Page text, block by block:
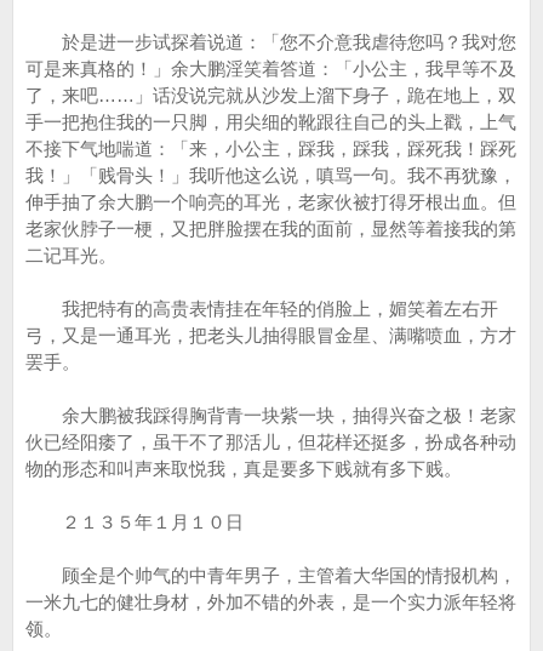
於是进一步试探着说道：「您不介意我虐待您吗？我对您
可是来真格的！」余大鹏淫笑着答道：「小公主，我早等不及
了，来吧……」话没说完就从沙发上溜下身子，跪在地上，双
手一把抱住我的一只脚，用尖细的靴跟往自己的头上戳，上气
不接下气地喘道：「来，小公主，踩我，踩我，踩死我！踩死
我！」「贱骨头！」我听他这么说，嗔骂一句。我不再犹豫，
伸手抽了余大鹏一个响亮的耳光，老家伙被打得牙根出血。但
老家伙脖子一梗，又把胖脸摆在我的面前，显然等着接我的第
二记耳光。
我把特有的高贵表情挂在年轻的俏脸上，媚笑着左右开
弓，又是一通耳光，把老头儿抽得眼冒金星、满嘴喷血，方才
罢手。
余大鹏被我踩得胸背青一块紫一块，抽得兴奋之极！老家
伙已经阳痿了，虽干不了那活儿，但花样还挺多，扮成各种动
物的形态和叫声来取悦我，真是要多下贱就有多下贱。
２１３５年１月１０日
顾全是个帅气的中青年男子，主管着大华国的情报机构，
一米九七的健壮身材，外加不错的外表，是一个实力派年轻将
领。